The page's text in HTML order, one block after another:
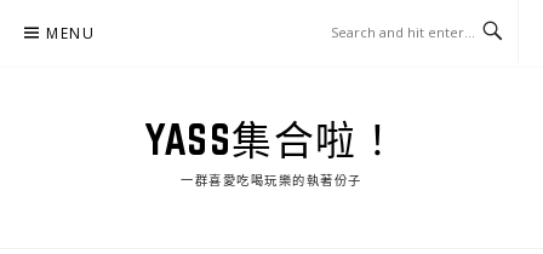
MENU
YASS集合啦！
一群喜愛吃喝玩樂的執著份子